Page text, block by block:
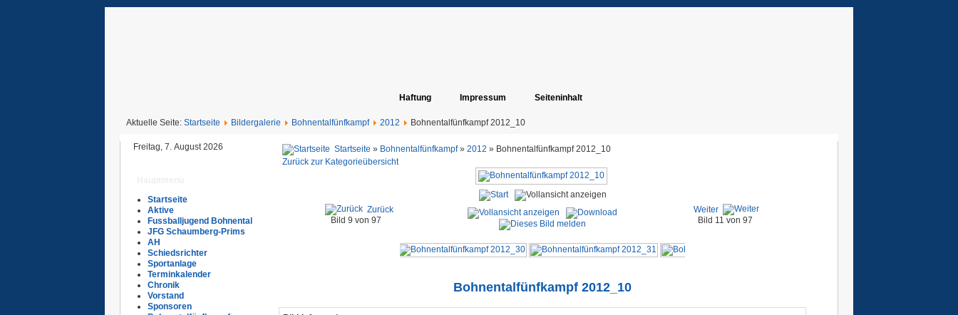
Haftung Impressum Seiteninhalt
Aktuelle Seite: Startseite Bildergalerie Bohnentalfünfkampf 2012 Bohnentalfünfkampf 2012_10
Freitag, 7. August 2026
Startseite
Aktive
Fussballjugend Bohnental
JFG Schaumberg-Prims
AH
Schiedsrichter
Sportanlage
Terminkalender
Chronik
Vorstand
Sponsoren
Startseite » Bohnentalfünfkampf» 2012 » Bohnentalfünfkampf 2012_10
Zurück zur Kategorieübersicht
Zurück
Bild 9 von 97
Weiter
Bild 11 von 97
Bohnentalfünfkampf 2012_10